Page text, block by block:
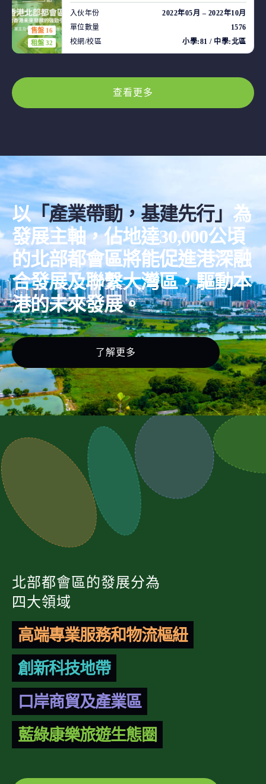
售盤 16
租盤 32
入伙年份
2022年05月 – 2022年10月
單位數量
1576
校網/校區
小學:81 / 中學:北區
查看更多
以「產業帶動，基建先行」 為
發展主軸，佔地達30,000公頃
的北部都會區將能促進港深融
合發展及聯繫大灣區，驅動本
港的未來發展。
了解更多
北部都會區的發展分為
四大領域
高端專業服務和物流樞紐
創新科技地帶
口岸商貿及產業區
藍綠康樂旅遊生態圈